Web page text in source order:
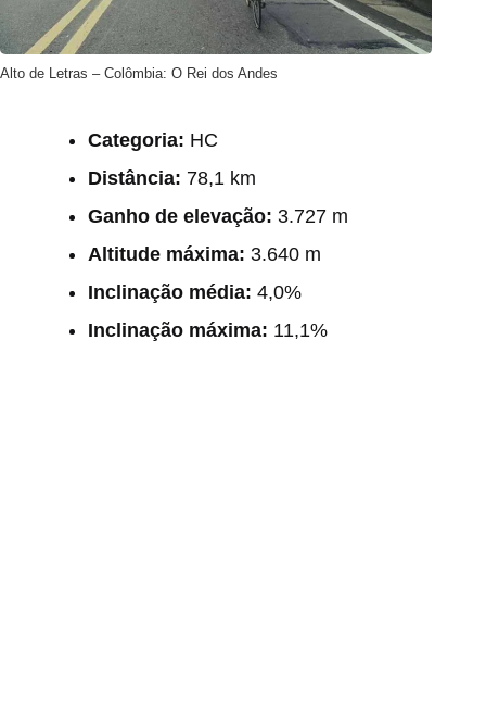
Alto de Letras – Colômbia: O Rei dos Andes
Categoria: HC
Distância: 78,1 km
Ganho de elevação: 3.727 m
Altitude máxima: 3.640 m
Inclinação média: 4,0%
Inclinação máxima: 11,1%